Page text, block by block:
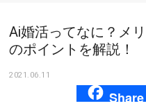
合コン・街コン
マッチングアプリ
Ai婚活ってなに？メ
のポイントを解説！
2021.06.11
Share